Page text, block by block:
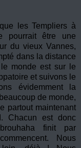
les Templiers à
pourrait être une
du vieux Vannes,
dans la distance
monde est sur le
et suivons le
évidemment la
de monde,
partout maintenant
Chacun est donc
finit par
Nous